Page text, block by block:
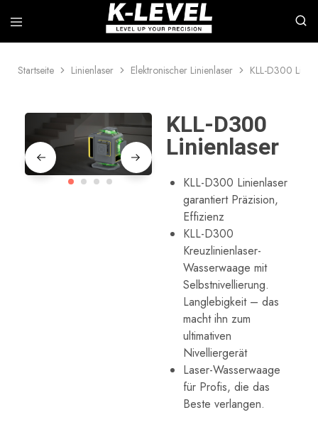
k-
Führender
Hersteller
hochpräziser
Messgeräte
Wir
auf
die
Forschung,
Entwicklung
und
Herstellung
professioneller
Startseite Linienlaser Elektronischer Linienlaser KLL-D300
KLL-D300
Linienlaser
KLL-D300 Linienlaser
garantiert Präzision,
Effizienz
KLL-D300
Kreuzlinienlaser-
Wasserwaage mit
Selbstnivellierung.
Langlebigkeit – das
macht ihn zum
ultimativen
Nivelliergerät
Laser-Wasserwaage
für Profis, die das
Beste verlangen.